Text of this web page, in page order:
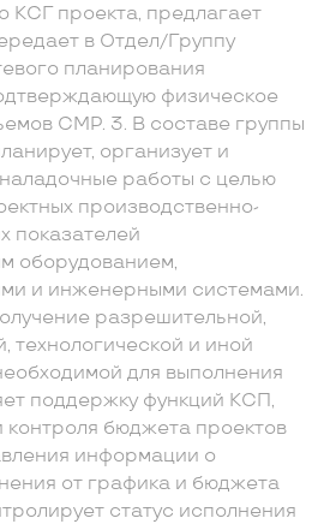
КСГ проекта, предлагает
в Отдел/Группу
планирования
физическое
СМР. 3. В составе группы
организует и
работы с целью
производственно-
показателей
оборудованием,
и инженерными системами.
разрешительной,
технологической и иной
для выполнения
поддержку функций КСП,
контроля бюджета проектов
информации о
от графика и бюджета
статус исполнения